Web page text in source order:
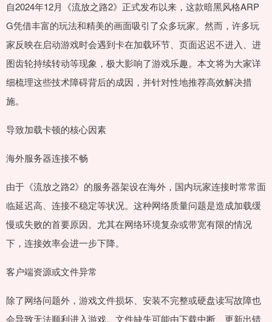
自2024年12月《流放之路2》正式发布以来，这款暗黑风格ARP
G凭借丰富的玩法和精美的画面吸引了众多玩家。然而，许多玩
家反映在启动游戏时会遇到卡在加载环节、页面迟迟不进入、进
图齿轮持续转动等现象，极大影响了游戏乐趣。本文将为大家详
细梳理这些技术障碍背后的成因，并针对性地推荐高效解决措
施。
导致加载卡顿的核心因素
海外服务器连接不畅
由于《流放之路2》的服务器架设在海外，国内玩家连接时常常面
临延迟高、连接不稳定等状况。这种网络质量问题是造成加载缓
慢或失败的首要原因。尤其在网络环境复杂或带宽有限的情况
下，连接效率会进一步下降。
客户端资源或文件异常
除了网络问题外，游戏文件损坏、安装不完整或硬盘读写故障也
会导致无法顺利进入游戏。文件缺失可能由下载中断、更新出错